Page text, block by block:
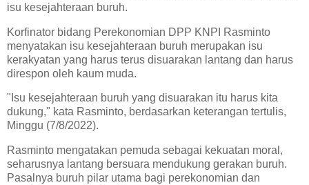
isu kesejahteraan buruh.
Korfinator bidang Perekonomian DPP KNPI Rasminto
menyatakan isu kesejahteraan buruh merupakan isu
kerakyatan yang harus terus disuarakan lantang dan harus
direspon oleh kaum muda.
"Isu kesejahteraan buruh yang disuarakan itu harus kita
dukung," kata Rasminto, berdasarkan keterangan tertulis,
Minggu (7/8/2022).
Rasminto mengatakan pemuda sebagai kekuatan moral,
seharusnya lantang bersuara mendukung gerakan buruh.
Pasalnya buruh pilar utama bagi perekonomian dan